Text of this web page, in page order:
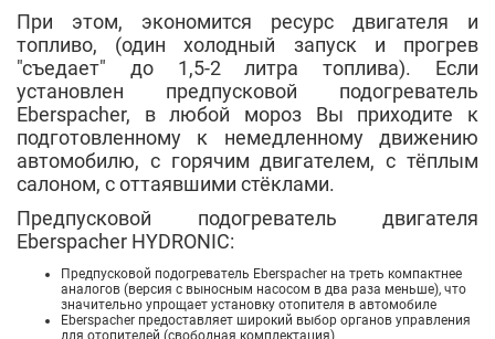
При этом, экономится ресурс двигателя и
топливо, (один холодный запуск и прогрев
"съедает" до 1,5-2 литра топлива). Если
установлен предпусковой подогреватель
Eberspacher, в любой мороз Вы приходите к
подготовленному к немедленному движению
автомобилю, с горячим двигателем, с тёплым
салоном, с оттаявшими стёклами.
Предпусковой подогреватель двигателя
Eberspacher HYDRONIC:
Предпусковой подогреватель Eberspacher на треть компактнее
аналогов (версия с выносным насосом в два раза меньше), что
значительно упрощает установку отопителя в автомобиле
Eberspacher предоставляет широкий выбор органов управления
для отопителей (свободная комплектация)